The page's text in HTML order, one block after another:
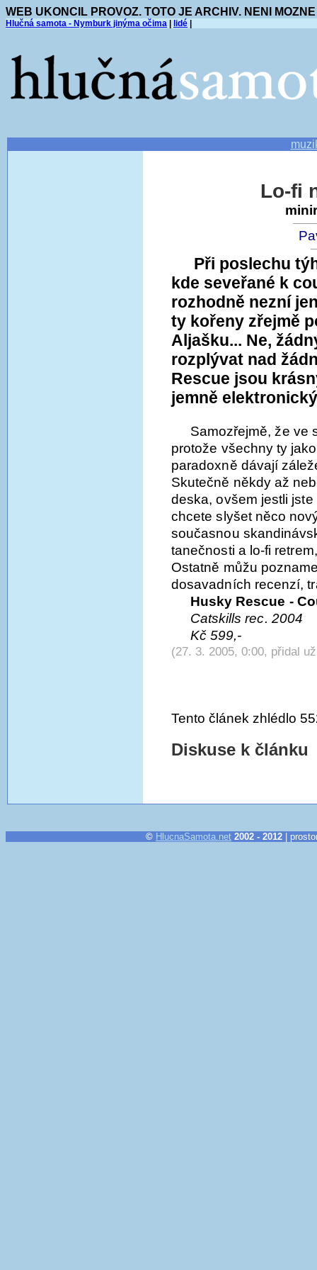
WEB UKONCIL PROVOZ. TOTO JE ARCHIV. NENI
Hlučná samota - Nymburk jinýma očima lidé
Lo-fi
Při poslechu
kde seveřané k
rozhodně nezní
ty kořeny zřejmě
Aljašku... Ne,
rozplývat nad
Rescue jsou
jemně
Samozřejmě, že ve
protože všechny ty
paradoxně dávají
Skutečně někdy až
deska, ovšem jestli
chcete slyšet něco
současnou
tanečnosti a lo-fi
Ostatně můžu
dosavadních recenzí,
Husky Rescue -
Catskills rec. 2004
Kč 599,-
(27. 3. 2005, 0:00, přidal
Tento článek zhlédlo
Diskuse k článku
© HlucnaSamota.net 2002 - 2012 |